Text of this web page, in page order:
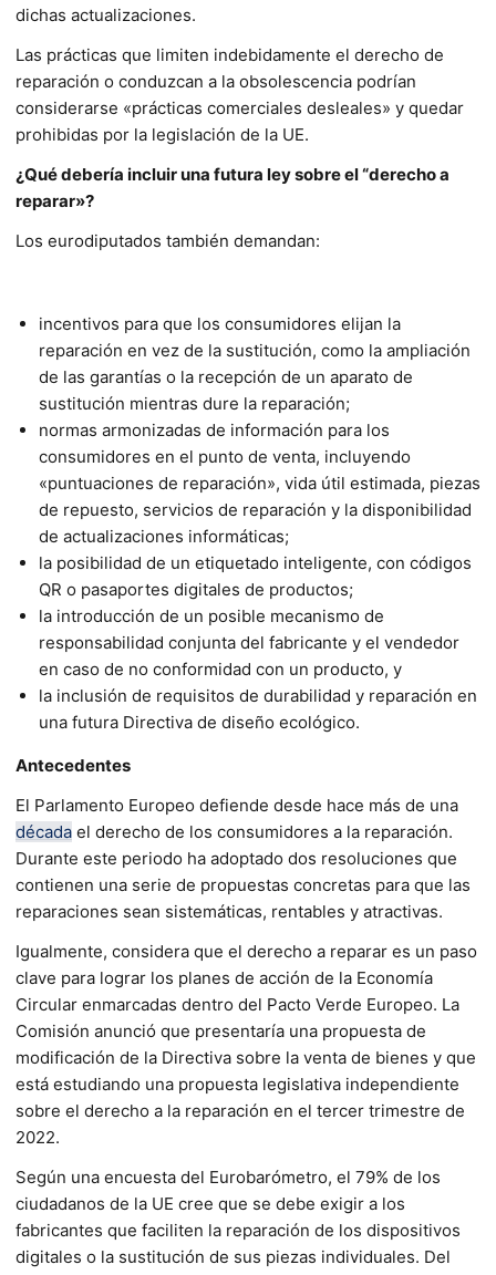
dichas actualizaciones.
Las prácticas que limiten indebidamente el derecho de
reparación o conduzcan a la obsolescencia podrían
considerarse «prácticas comerciales desleales» y quedar
prohibidas por la legislación de la UE.
¿Qué debería incluir una futura ley sobre el “derecho a
reparar»?
Los eurodiputados también demandan:
incentivos para que los consumidores elijan la
reparación en vez de la sustitución, como la ampliación
de las garantías o la recepción de un aparato de
sustitución mientras dure la reparación;
normas armonizadas de información para los
consumidores en el punto de venta, incluyendo
«puntuaciones de reparación», vida útil estimada, piezas
de repuesto, servicios de reparación y la disponibilidad
de actualizaciones informáticas;
la posibilidad de un etiquetado inteligente, con códigos
QR o pasaportes digitales de productos;
la introducción de un posible mecanismo de
responsabilidad conjunta del fabricante y el vendedor
en caso de no conformidad con un producto, y
la inclusión de requisitos de durabilidad y reparación en
una futura Directiva de diseño ecológico.
Antecedentes
El Parlamento Europeo defiende desde hace más de una
década el derecho de los consumidores a la reparación.
Durante este periodo ha adoptado dos resoluciones que
contienen una serie de propuestas concretas para que las
reparaciones sean sistemáticas, rentables y atractivas.
Igualmente, considera que el derecho a reparar es un paso
clave para lograr los planes de acción de la Economía
Circular enmarcadas dentro del Pacto Verde Europeo. La
Comisión anunció que presentaría una propuesta de
modificación de la Directiva sobre la venta de bienes y que
está estudiando una propuesta legislativa independiente
sobre el derecho a la reparación en el tercer trimestre de
2022.
Según una encuesta del Eurobarómetro, el 79% de los
ciudadanos de la UE cree que se debe exigir a los
fabricantes que faciliten la reparación de los dispositivos
digitales o la sustitución de sus piezas individuales. Del